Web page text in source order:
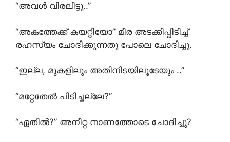
“അവൾ വിരലിട്ടു..”
“അകത്തേക്ക് കയറ്റിയോ” മീര അടക്കിപ്പിടിച്ച്
രഹസ്യം ചോദിക്കുന്നതു പോലെ ചോദിച്ചു.
“ഇല്ല, മുകളിലും അതിനിടയിലൂടേയും ..”
“മറ്റേതേൽ പിടിച്ചല്ലേ?”
“ഏതിൽ?” അനീറ്റ നാണത്തോടെ ചോദിച്ചു?